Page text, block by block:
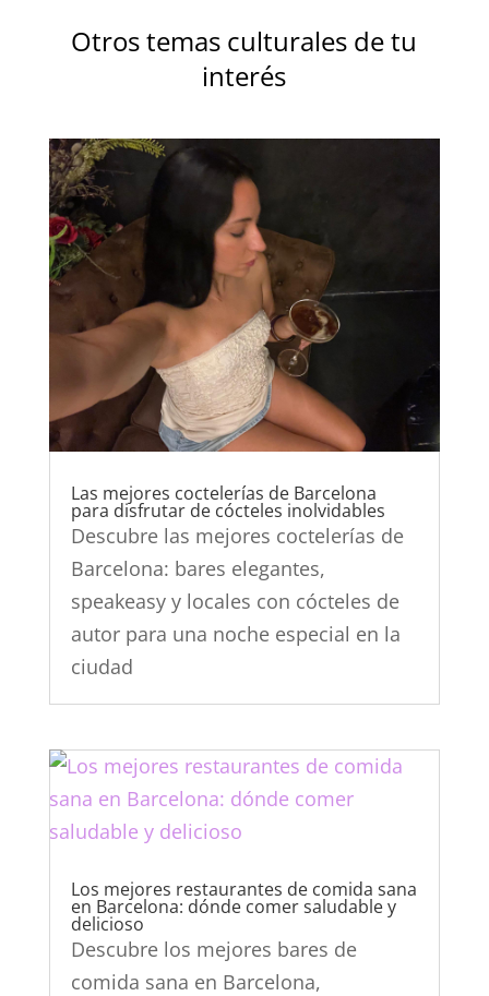
Otros temas culturales de tu
interés
Las mejores coctelerías de Barcelona
para disfrutar de cócteles inolvidables
Descubre las mejores coctelerías de
Barcelona: bares elegantes,
speakeasy y locales con cócteles de
autor para una noche especial en la
ciudad
Los mejores restaurantes de comida sana
en Barcelona: dónde comer saludable y
delicioso
Descubre los mejores bares de
comida sana en Barcelona,